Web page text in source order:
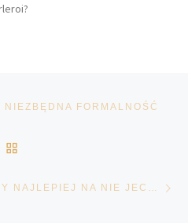
FORMALNOŚĆ
WAKACJE W TURCJI, KIEDY NAJLEPIEJ NA NIE JECHAĆ?